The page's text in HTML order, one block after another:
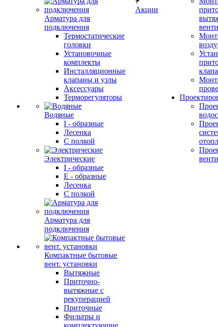
Арматура для
подключения
Термостатические
головки
Установочные
комплекты
Инсталляционные
клапаны и узлы
Аксессуары
Терморегуляторы
Водяные
I - образные
Лесенка
С полкой
Электрические
I - образные
E - образные
Лесенка
С полкой
Арматура для
подключения
Компактные бытовые
вент. установки
Вытяжные
Приточно-
вытяжные с
рекуперацией
Приточные
Фильтры и
комплектующие
Акции